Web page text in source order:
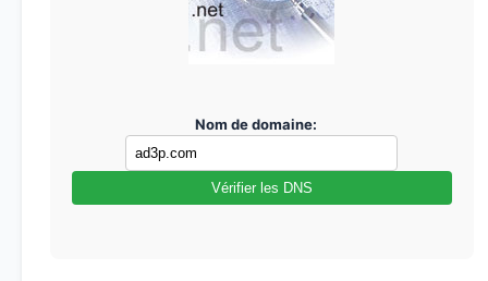
Nom de domaine:
Vérifier les DNS